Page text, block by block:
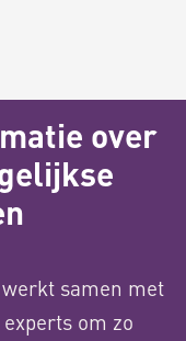
over
samen met
om zo